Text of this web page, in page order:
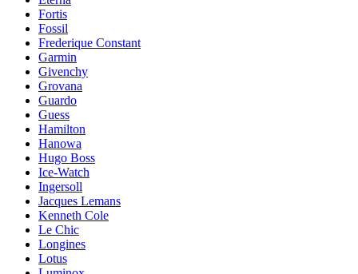
Fortis
Fossil
Frederique Constant
Garmin
Givenchy
Grovana
Guardo
Guess
Hamilton
Hanowa
Hugo Boss
Ice-Watch
Ingersoll
Jacques Lemans
Kenneth Cole
Le Chic
Longines
Lotus